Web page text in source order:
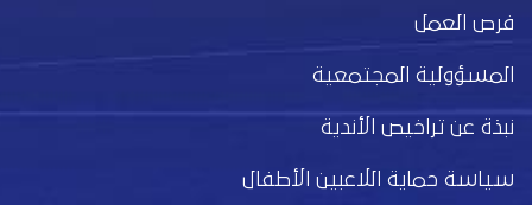
فرص العمل
المسؤولية المجتمعية
نبذة عن تراخيص الأندية
سياسة حماية اللاعبين الأطفال